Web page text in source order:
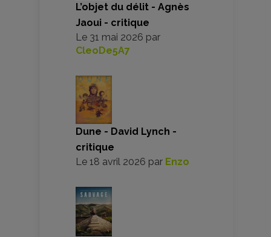
L’objet du délit - Agnès
Jaoui - critique
Le 31 mai 2026 par
CleoDe5A7
Dune - David Lynch -
critique
Le 18 avril 2026 par Enzo